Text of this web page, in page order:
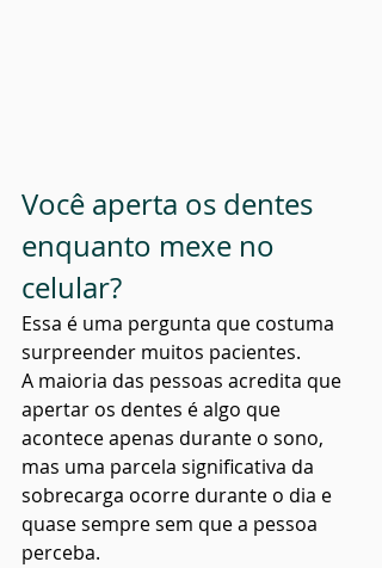
Você aperta os dentes
enquanto mexe no
celular?
Essa é uma pergunta que costuma
surpreender muitos pacientes.
A maioria das pessoas acredita que
apertar os dentes é algo que
acontece apenas durante o sono,
mas uma parcela significativa da
sobrecarga ocorre durante o dia e
quase sempre sem que a pessoa
perceba.